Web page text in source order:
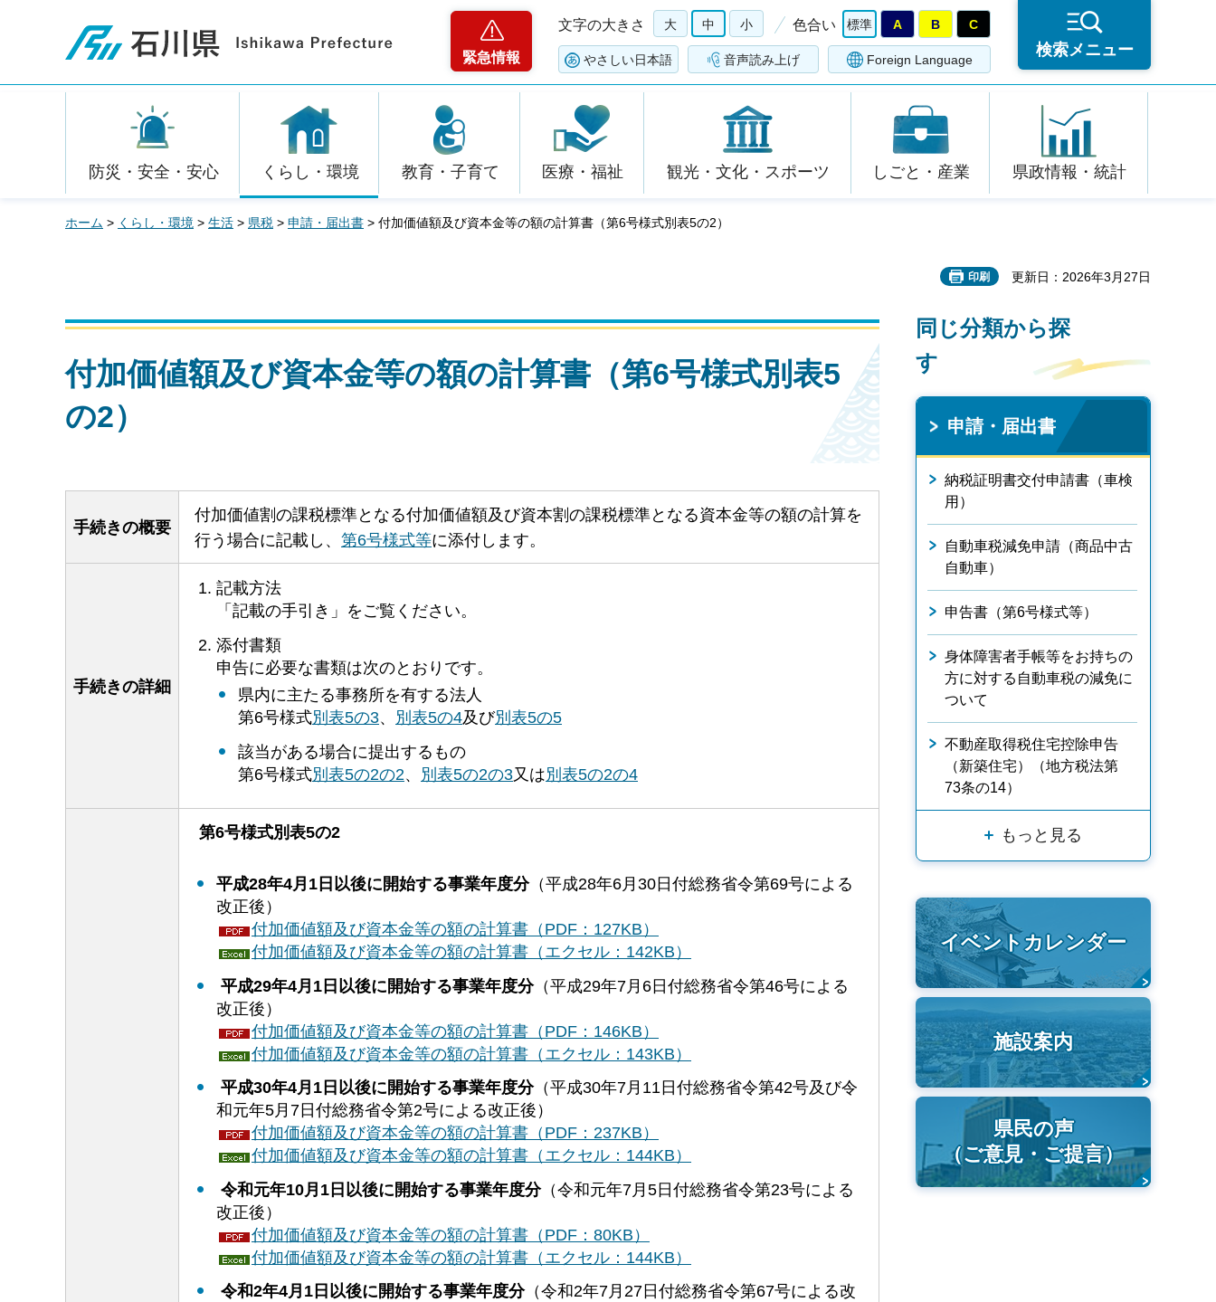
石川県
緊急情報
文字の大きさ 大 中 小 色合い 標準 A B C
やさしい日本語 音声読み上げ Foreign Language
検索メニュー
防災・安全・安心 くらし・環境 教育・子育て 医療・福祉 観光・文化・スポーツ しごと・産業 県政情報・統計
ホーム > くらし・環境 > 生活 > 県税 > 申請・届出書 > 付加価値額及び資本金等の額の計算書（第6号様式別表5の2）
印刷 更新日：2026年3月27日
付加価値額及び資本金等の額の計算書（第6号様式別表5
の2）
手続きの概要
付加価値割の課税標準となる付加価値額及び資本割の課税標準となる資本金等の額の計算を
行う場合に記載し、 第6号様式等に添付します。
手続きの詳細
記載方法
「記載の手引き」をご覧ください。
添付書類
申告に必要な書類は次のとおりです。
県内に主たる事務所を有する法人
第6号様式別表5の3、 別表5の4及び別表5の5
該当がある場合に提出するもの
第6号様式別表5の2の2、 別表5の2の3又は別表5の2の4
第6号様式別表5の2
平成28年4月1日以後に開始する事業年度分（平成28年6月30日付総務省令第69号による
改正後）
付加価値額及び資本金等の額の計算書（PDF：127KB）
付加価値額及び資本金等の額の計算書（エクセル：142KB）
平成29年4月1日以後に開始する事業年度分（平成29年7月6日付総務省令第46号による
改正後）
付加価値額及び資本金等の額の計算書（PDF：146KB）
付加価値額及び資本金等の額の計算書（エクセル：143KB）
平成30年4月1日以後に開始する事業年度分（平成30年7月11日付総務省令第42号及び令
和元年5月7日付総務省令第2号による改正後）
付加価値額及び資本金等の額の計算書（PDF：237KB）
付加価値額及び資本金等の額の計算書（エクセル：144KB）
令和元年10月1日以後に開始する事業年度分（令和元年7月5日付総務省令第23号による
改正後）
付加価値額及び資本金等の額の計算書（PDF：80KB）
付加価値額及び資本金等の額の計算書（エクセル：144KB）
令和2年4月1日以後に開始する事業年度分（令和2年7月27日付総務省令第67号による改
同じ分類から探
す
申請・届出書
納税証明書交付申請書（車検
用）
自動車税減免申請（商品中古
自動車）
申告書（第6号様式等）
身体障害者手帳等をお持ちの
方に対する自動車税の減免に
ついて
不動産取得税住宅控除申告
（新築住宅）（地方税法第
73条の14）
もっと見る
イベントカレンダー
施設案内
県民の声
（ご意見・ご提言）